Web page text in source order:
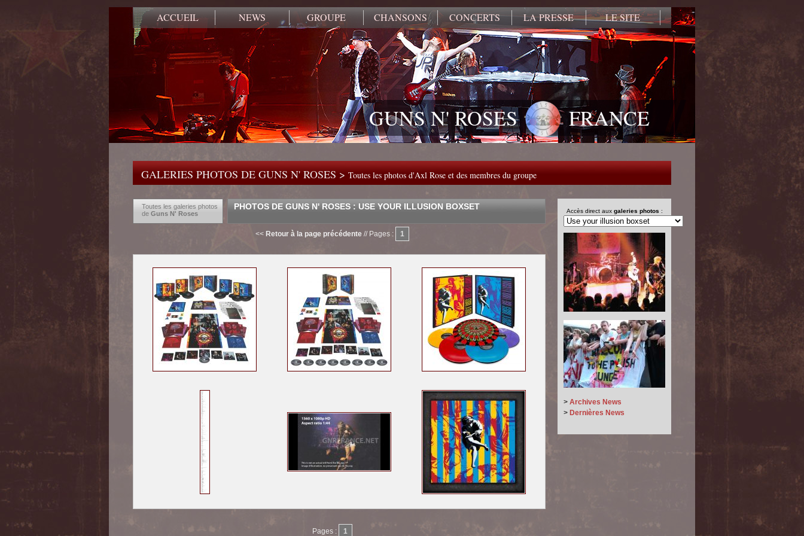
ACCUEIL NEWS GROUPE CHANSONS CONCERTS LA PRESSE LE SITE
GUNS N' ROSES FRANCE
GALERIES PHOTOS DE GUNS N' ROSES > Toutes les photos d'Axl Rose et des membres du groupe
Toutes les galeries photos
de Guns N' Roses
PHOTOS DE GUNS N' ROSES : USE YOUR ILLUSION BOXSET
<< Retour à la page précédente // Pages : 1
Pages : 1
Accès direct aux galeries photos :
> Archives News
> Dernières News